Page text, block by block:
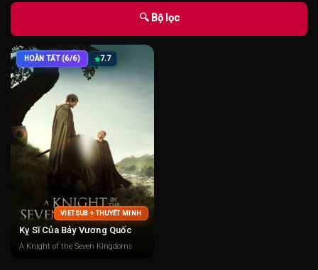
🔍 Bộ lọc
HOÀN TẤT (6/6) 7.7
VIETSUB + THUYẾT MINH
Kỵ Sĩ Của Bảy Vương Quốc
A Knight of the Seven Kingdoms